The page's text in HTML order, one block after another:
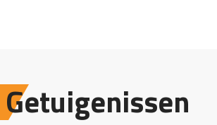
Getuigenissen